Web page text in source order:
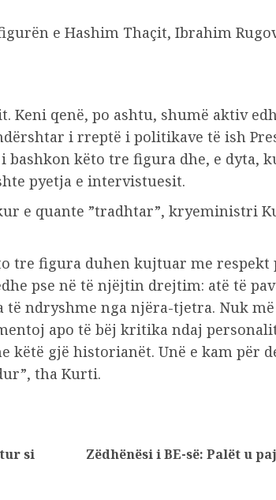
e Hashim Thaçit, Ibrahim
Keni qenë, po ashtu, shumë aktiv
i rreptë i politikave të ish
bashkon këto tre figura dhe, e dyta,
pyetja e intervistuesit.
e quante ”tradhtar”, kryeministri
tre figura duhen kujtuar me
pse në të njëjtin drejtim: atë të
ndryshme nga njëra-tjetra. Nuk
apo të bëj kritika ndaj
gjë historianët. Unë e kam për
tha Kurti.
Previous
si
Zëdhënësi i BE-së: Palët u